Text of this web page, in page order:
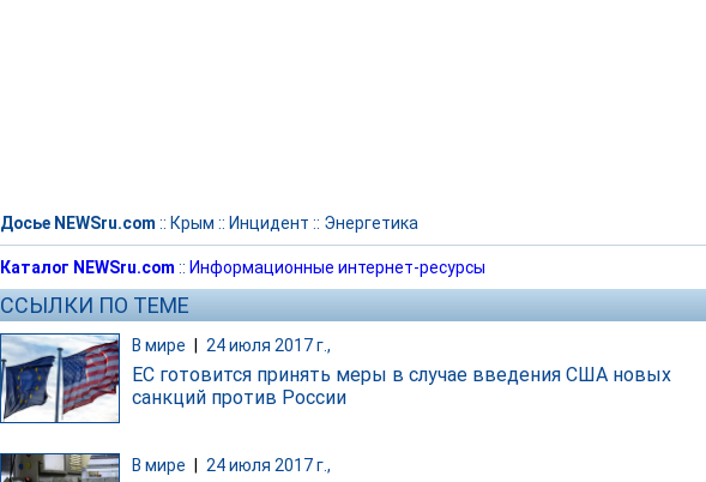
Досье NEWSru.com :: Крым :: Инцидент :: Энергетика
Каталог NEWSru.com :: Информационные интернет-ресурсы
ССЫЛКИ ПО ТЕМЕ
В мире 24 июля 2017 г.,
ЕС готовится принять меры в случае введения США новых
санкций против России
В мире 24 июля 2017 г.,